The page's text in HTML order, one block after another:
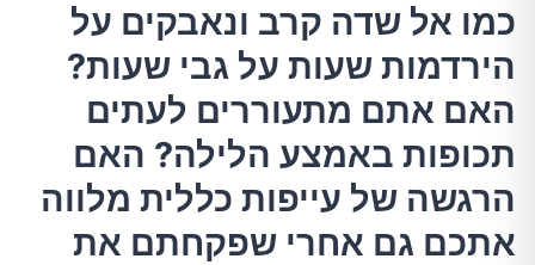
אתם מתעוררים לעתים תכופות באמצע הלילה?
האם הרגשה של עייפות כללית מלווה אתכם גם
אחרי שפקחתם את העיניים בבוקר? במידה
ותשובתכם חיובית לפחות לאחת מהשאלות הנ"ל,
מדובר בנושא רציני מאוד.
כמו אל שדה קרב ונאבקים על
הירדמות שעות על גבי שעות?
האם אתם מתעוררים לעתים
תכופות באמצע הלילה? האם
הרגשה של עייפות כללית מלווה
אתכם גם אחרי שפקחתם את